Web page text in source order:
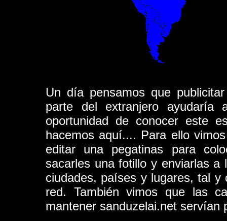
Un día pensamos que
parte del extranjero
oportunidad de conocer este
hacemos aquí.... Para ello
editar una pegatinas para
sacarles una fotillo y enviarlas
ciudades, países y lugares, tal
red. También vimos que las
mantener sanduzelai.net servían